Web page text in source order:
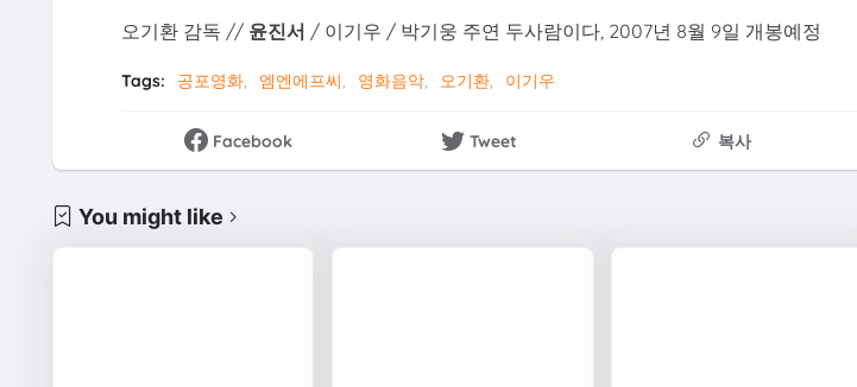
오기환 감독 // 윤진서 / 이기우 / 박기웅 주연 두사람이다, 2007년 8월 9일 개봉예정
Tags: 공포영화 엠엔에프씨 영화음악 오기환 이기우
Facebook Tweet 복사
You might like